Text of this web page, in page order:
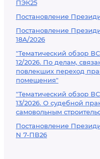
ПЭК25
Постановление
Постановление
18А/2026
"Тематический обзор
12/2026. По делам,
повлекших переход
помещения"
"Тематический обзор
13/2026. О судебной
самовольным
Постановление
N 7-ПВ26